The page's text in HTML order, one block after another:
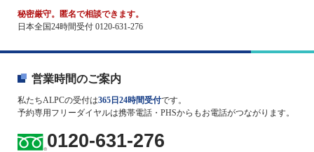
秘密厳守。匿名で相談できます。
日本全国24時間受付 0120-631-276
営業時間のご案内
私たちALPCの受付は365日24時間受付です。
予約専用フリーダイヤルは携帯電話・PHSからもお電話がつながります。
0120-631-276